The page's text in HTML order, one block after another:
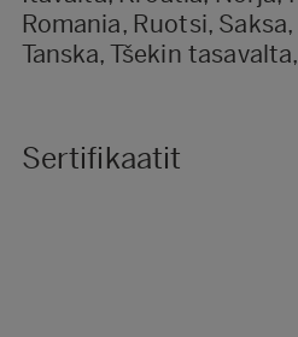
Romania, Ruotsi,
Tanska, Tšekin
Sertifikaatit